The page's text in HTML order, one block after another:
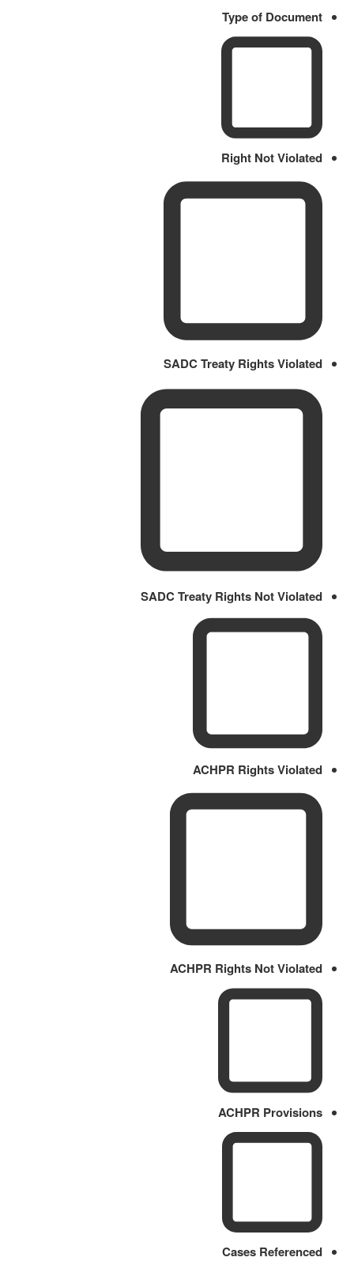
Type of Document
Right Not Violated
SADC Treaty Rights Violated
SADC Treaty Rights Not Violated
ACHPR Rights Violated
ACHPR Rights Not Violated
ACHPR Provisions
Cases Referenced